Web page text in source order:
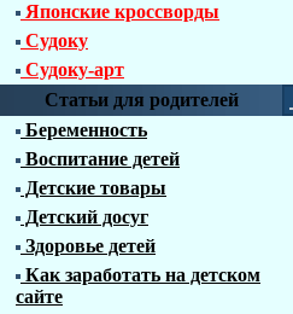
Японские кроссворды
Судоку
Судоку-арт
Статьи для родителей
Беременность
Воспитание детей
Детские товары
Детский досуг
Здоровье детей
Как заработать на детском
сайте